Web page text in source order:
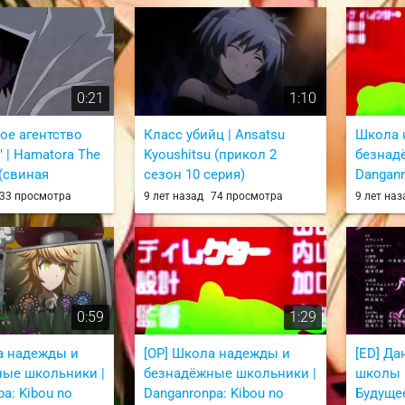
Отчаяние / Danganronpa 3:
The End of Kibougamine
Gakuen - Zetsubou-hen
0:21
агентство
| Hamatora The
Детективное
/
Animation
33 просмотра
1:10
Класс убийц | Ansatsu
Kyoushitsu (прикол 2
сезон 10 серия)
из 10 серии Класс убийц 2
сезон / Ansatsu Kyoushitsu
2nd Season / ass class 2
9 лет назад 74 просмотра
Школа
из 2
Школа
9 лет
0:59
надежды и
школьники |
Kibou no
1:29
[OP] Школа надежды и
безнадёжные школьники |
Danganronpa: Kibou no
[ED]
школы